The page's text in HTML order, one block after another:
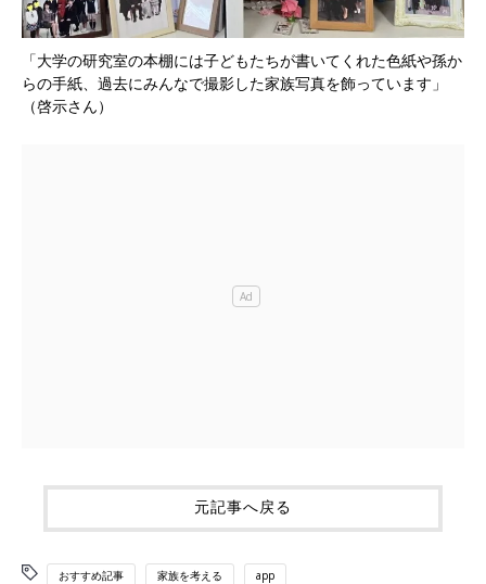
「大学の研究室の本棚には子どもたちが書いてくれた色紙や孫か
らの手紙、過去にみんなで撮影した家族写真を飾っています」
（啓示さん）
元記事へ戻る
おすすめ記事 家族を考える app